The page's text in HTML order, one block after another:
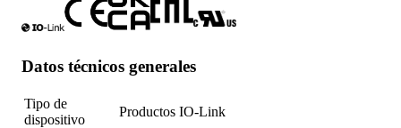
Datos técnicos generales
Tipo de
dispositivo
Productos IO-Link